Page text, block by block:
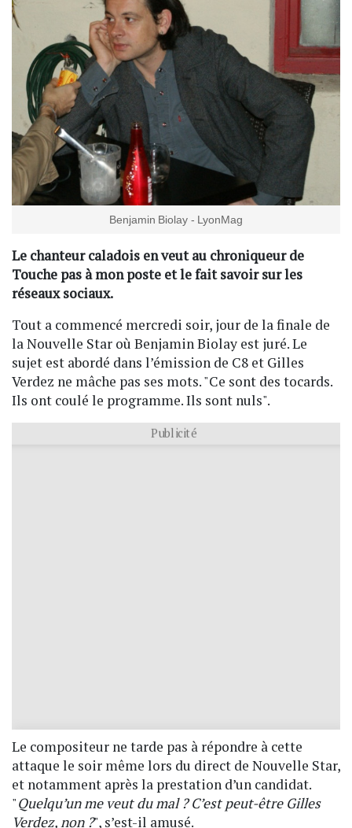
Benjamin Biolay - LyonMag
Le chanteur caladois en veut au chroniqueur de
Touche pas à mon poste et le fait savoir sur les
réseaux sociaux.
Tout a commencé mercredi soir, jour de la finale de
la Nouvelle Star où Benjamin Biolay est juré. Le
sujet est abordé dans l’émission de C8 et Gilles
Verdez ne mâche pas ses mots. "Ce sont des tocards.
Ils ont coulé le programme. Ils sont nuls".
Publicité
Le compositeur ne tarde pas à répondre à cette
attaque le soir même lors du direct de Nouvelle Star,
et notamment après la prestation d’un candidat.
"Quelqu’un me veut du mal ? C’est peut-être Gilles
Verdez, non ?", s’est-il amusé.